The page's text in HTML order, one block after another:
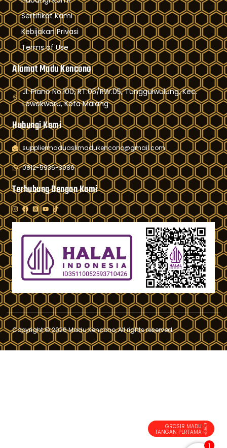
Sertifikat Kami
Kebijakan Privasi
Terms of Use
Alamat Madu Kencono
Jl. Piano No.100, RT.05/RW.05, Tunggulwulung, Kec.
Lowokwaru, Kota Malang
Hubungi Kami
suppliermaduaslimadukencono@gmail.com
0812-5936-3086
Terhubung Dengan Kami
Copyright © 2026 Madu Kencono, All rights reserved.
GROSIR MADU 👇
TANGAN PERTAMA 👇
1